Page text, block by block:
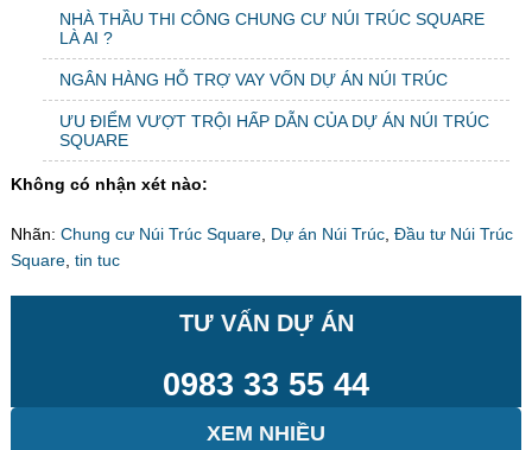
NHÀ THẦU THI CÔNG CHUNG CƯ NÚI TRÚC SQUARE
LÀ AI ?
NGÂN HÀNG HỖ TRỢ VAY VỐN DỰ ÁN NÚI TRÚC
ƯU ĐIỂM VƯỢT TRỘI HẤP DẪN CỦA DỰ ÁN NÚI TRÚC
SQUARE
Không có nhận xét nào:
Nhãn: Chung cư Núi Trúc Square, Dự án Núi Trúc, Đầu tư Núi Trúc
Square, tin tuc
TƯ VẤN DỰ ÁN
0983 33 55 44
XEM NHIỀU